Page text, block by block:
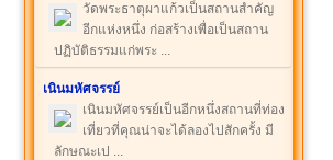
วัดพระธาตุผาแก้วเป็นสถานสำคัญ
อีกแห่งหนึ่ง ก่อสร้างเพื่อเป็นสถาน
ปฏิบัติธรรมแก่พระ ...
เนินมหัศจรรย์
เนินมหัศจรรย์เป็นอีกหนึ่งสถานที่ท่อง
เที่ยวที่คุณน่าจะได้ลองไปสักครั้ง มี
ลักษณะเป ...